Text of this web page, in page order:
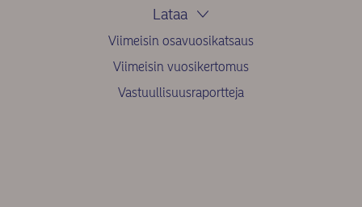
Lataa
Viimeisin osavuosikatsaus
Viimeisin vuosikertomus
Vastuullisuusraportteja